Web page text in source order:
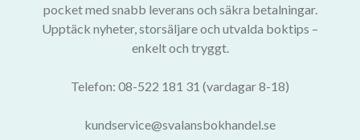
pocket med snabb leverans och säkra betalningar.
Upptäck nyheter, storsäljare och utvalda boktips –
enkelt och tryggt.
Telefon: 08-522 181 31 (vardagar 8-18)
kundservice@svalansbokhandel.se